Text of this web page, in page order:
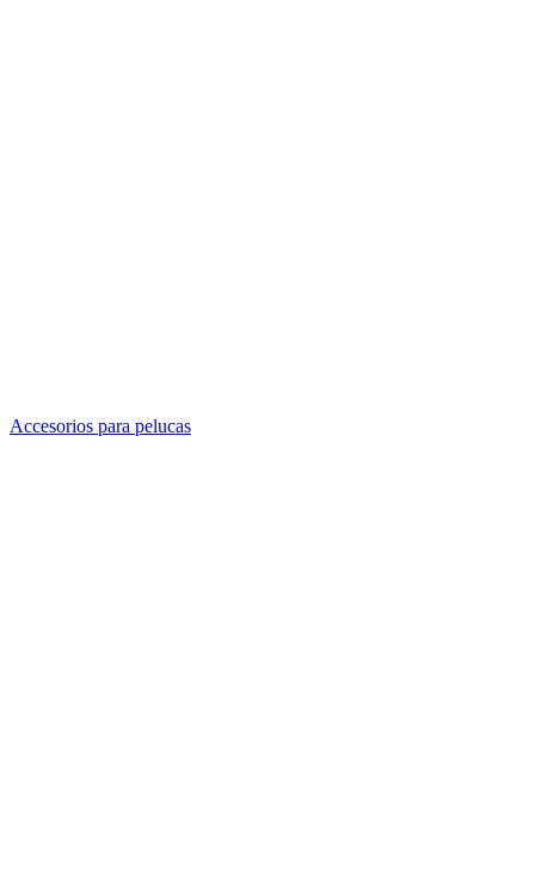
Accesorios para pelucas